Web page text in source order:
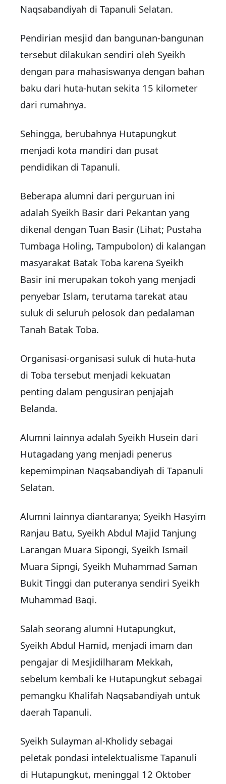
Naqsabandiyah di Tapanuli Selatan.
Pendirian mesjid dan bangunan-bangunan
tersebut dilakukan sendiri oleh Syeikh
dengan para mahasiswanya dengan bahan
baku dari huta-hutan sekita 15 kilometer
dari rumahnya.
Sehingga, berubahnya Hutapungkut
menjadi kota mandiri dan pusat
pendidikan di Tapanuli.
Beberapa alumni dari perguruan ini
adalah Syeikh Basir dari Pekantan yang
dikenal dengan Tuan Basir (Lihat; Pustaha
Tumbaga Holing, Tampubolon) di kalangan
masyarakat Batak Toba karena Syeikh
Basir ini merupakan tokoh yang menjadi
penyebar Islam, terutama tarekat atau
suluk di seluruh pelosok dan pedalaman
Tanah Batak Toba.
Organisasi-organisasi suluk di huta-huta
di Toba tersebut menjadi kekuatan
penting dalam pengusiran penjajah
Belanda.
Alumni lainnya adalah Syeikh Husein dari
Hutagadang yang menjadi penerus
kepemimpinan Naqsabandiyah di Tapanuli
Selatan.
Alumni lainnya diantaranya; Syeikh Hasyim
Ranjau Batu, Syeikh Abdul Majid Tanjung
Larangan Muara Sipongi, Syeikh Ismail
Muara Sipngi, Syeikh Muhammad Saman
Bukit Tinggi dan puteranya sendiri Syeikh
Muhammad Baqi.
Salah seorang alumni Hutapungkut,
Syeikh Abdul Hamid, menjadi imam dan
pengajar di Mesjidilharam Mekkah,
sebelum kembali ke Hutapungkut sebagai
pemangku Khalifah Naqsabandiyah untuk
daerah Tapanuli.
Syeikh Sulayman al-Kholidy sebagai
peletak pondasi intelektualisme Tapanuli
di Hutapungkut, meninggal 12 Oktober